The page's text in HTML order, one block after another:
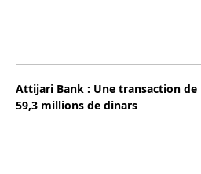
Attijari Bank : Une transaction de
59,3 millions de dinars